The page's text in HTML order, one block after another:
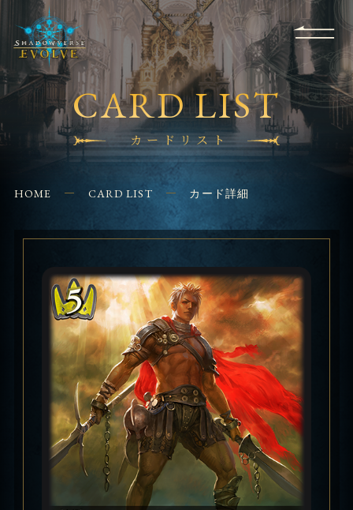
Q&A
EVENT SHOPS
FOR
BEGINNERS
APPLICATION
CONTACT
CARD LIST
カードリスト
HOME CARD LIST カード詳細